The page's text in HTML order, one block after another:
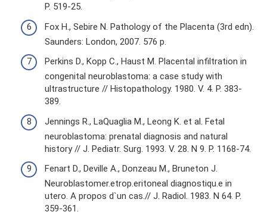
P. 519-25.
Fox H., Sebire N. Pathology of the Placenta (3rd edn).
Saunders: London, 2007. 576 p.
Perkins D., Kopp C., Haust M. Placental infiltration in
congenital neuroblastoma: a case study with
ultrastructure // Histopathology. 1980. V. 4. P. 383-
389.
Jennings R., LaQuaglia M., Leong K. et al. Fetal
neuroblastoma: prenatal diagnosis and natural
history // J. Pediatr. Surg. 1993. V. 28. N 9. P. 1168-74.
Fenart D., Deville A., Donzeau M., Bruneton J.
Neuroblastomer.etrop.eritoneal diagnostiqu.e in
utero. A propos d`un cas.// J. Radiol. 1983. N 64. P.
359-361.